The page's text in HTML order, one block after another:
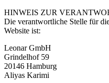
HINWEIS ZUR
Die verantwortliche Stelle für
Website ist:
Leonar GmbH
Grindelhof 59
20146 Hamburg
Aliyas Karimi